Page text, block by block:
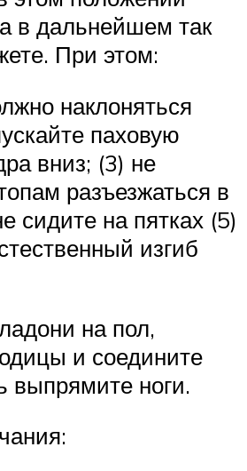
в дальнейшем так
При этом:
наклоняться
паховую
вниз; (3) не
разъезжаться в
сидите на пятках (5)
изгиб
на пол,
и соедините
выпрямите ноги.